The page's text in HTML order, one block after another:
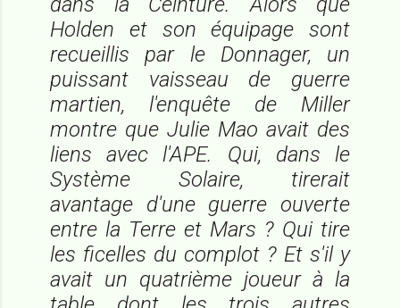
Holden et son équipage sont
recueillis par le Donnager, un
puissant vaisseau de guerre
martien, l'enquête de Miller
montre que Julie Mao avait des
liens avec l'APE. Qui, dans le
Système Solaire, tirerait
avantage d'une guerre ouverte
entre la Terre et Mars ? Qui tire
les ficelles du complot ? Et s'il y
avait un quatrième joueur à la